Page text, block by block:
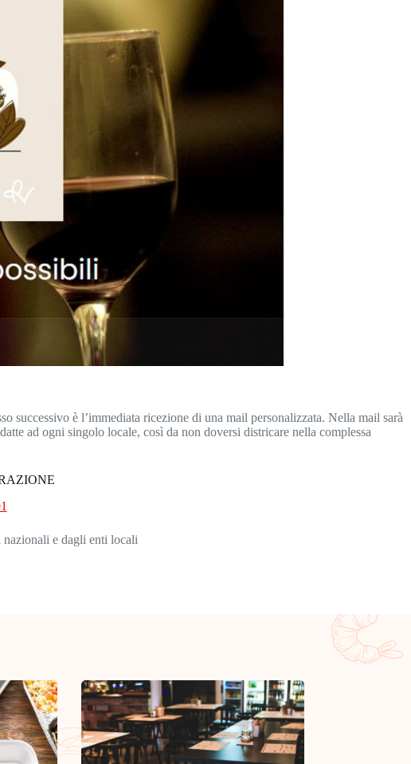
successivo è l’immediata ricezione di una mail personalizzata. Nella mail sarà
ad ogni singolo locale, così da non doversi districare nella complessa
nazionali e dagli enti locali